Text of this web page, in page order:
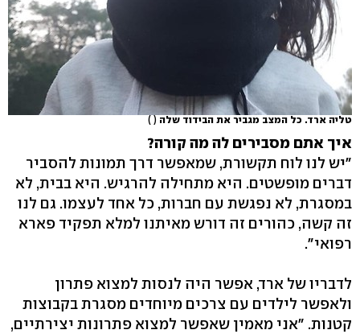
טליה ארד. כל המצב מגביר את הבידוד שלה ( )
איך אתם מסבירים לה מה קורה?
"יש לנו לוח תקשורת, שמאפשר דרך תמונות להסביר
דברים מופשטים. היא מתחילה להרגיש. היא בבית, לא
במסגרת, לא נפגשת עם חברות, כל אחד לעצמו. גם לנו
זה קשה, כהורים זה דורש מאיתנו למלא תפקיד פארא
רפואי".
לדבריו של ארד, אפשר היה לנסות למצוא פתרון
ולאפשר לילדים עם צרכים מיוחדים מסגרת בקבוצות
קטנות. "אני מאמין שאפשר למצוא פתרונות יצירתיים,